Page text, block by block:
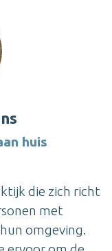
huis
die zich richt
met
omgeving.